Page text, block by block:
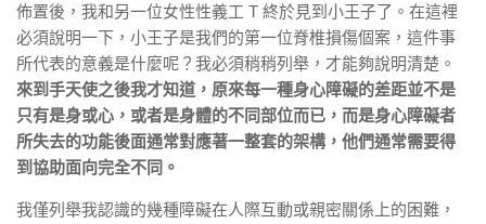
佈置後，我和另一位女性性義工 T 終於見到小王子了。在這裡
必須說明一下，小王子是我們的第一位脊椎損傷個案，這件事
所代表的意義是什麼呢？我必須稍稍列舉，才能夠說明清楚。
來到手天使之後我才知道，原來每一種身心障礙的差距並不是
只有是身或心，或者是身體的不同部位而已，而是身心障礙者
所失去的功能後面通常對應著一整套的架構，他們通常需要得
到協助面向完全不同。
我僅列舉我認識的幾種障礙在人際互動或親密關係上的困難，